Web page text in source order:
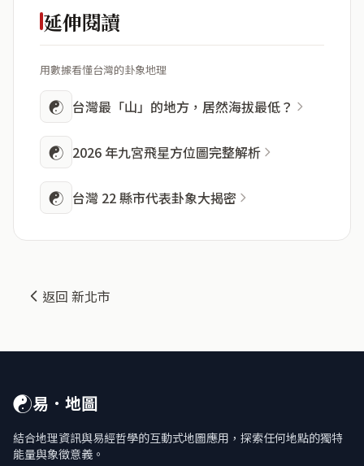
延伸閱讀
用數據看懂台灣的卦象地理
☯ 台灣最「山」的地方，居然海拔最低？
☯ 2026 年九宮飛星方位圖完整解析
☯ 台灣 22 縣市代表卦象大揭密
返回 新北市
☯易．地圖
結合地理資訊與易經哲學的互動式地圖應用，探索任何地點的獨特
能量與象徵意義。